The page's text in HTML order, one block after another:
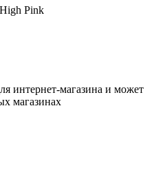
Pink
интернет-магазина и может
магазинах